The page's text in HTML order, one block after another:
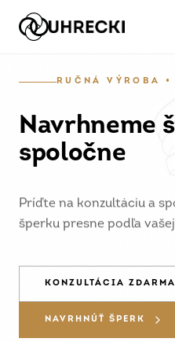
RUČNÁ VÝROBA
Navrhneme
spoločne
Príďte na konzultáciu a
šperku presne podľa
KONZULTÁCIA ZDARMA
NAVRHNÚŤ ŠPERK